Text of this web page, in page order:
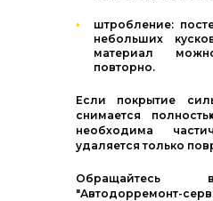
штробление:
небольших
материал
повторно.
Если покрытие
снимается
необходима
удаляется только
Обращайтесь